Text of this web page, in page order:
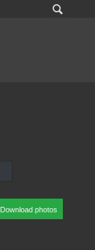
Download photos